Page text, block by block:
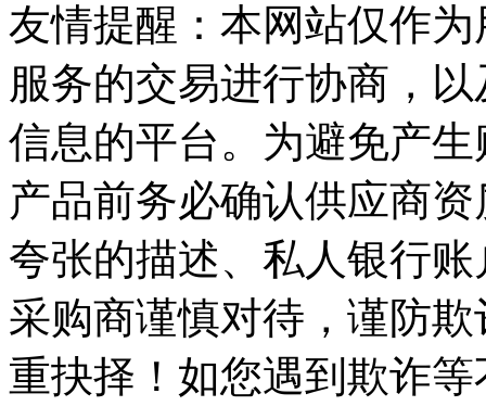
友情提醒：本网站仅作
服务的交易进行协商，
信息的平台。为避免产
产品前务必确认供应商
夸张的描述、私人银行
采购商谨慎对待，谨防
重抉择！如您遇到欺诈